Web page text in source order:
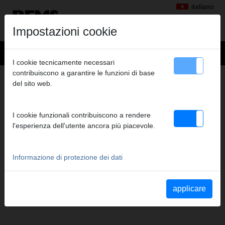
italiano
TECNOLOGIA DI MISURAZIONE
Impostazioni cookie
I cookie tecnicamente necessari
contribuiscono a garantire le funzioni di base
del sito web.
I cookie funzionali contribuiscono a rendere
l'esperienza dell'utente ancora più piacevole.
Informazione di protezione dei dati
applicare